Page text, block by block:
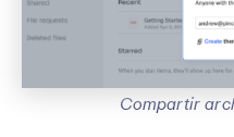
Compartir